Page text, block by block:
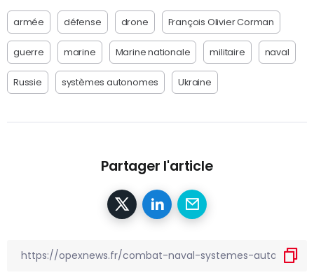
armée défense drone François Olivier Corman
guerre marine Marine nationale militaire naval
Russie systèmes autonomes Ukraine
Partager l'article